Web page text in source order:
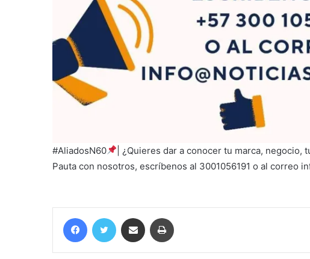
#AliadosN60
| ¿Quieres dar a conocer tu marca,
Pauta con nosotros, escríbenos al 3001056191 o al correo
FacebookTwitter Compartir por correo electrónico